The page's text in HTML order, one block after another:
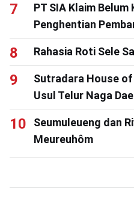
PT SIA Klaim
Penghentian
Rahasia Roti Sele
Sutradara House
Usul Telur Naga
Seumuleueng dan
Meureuhôm